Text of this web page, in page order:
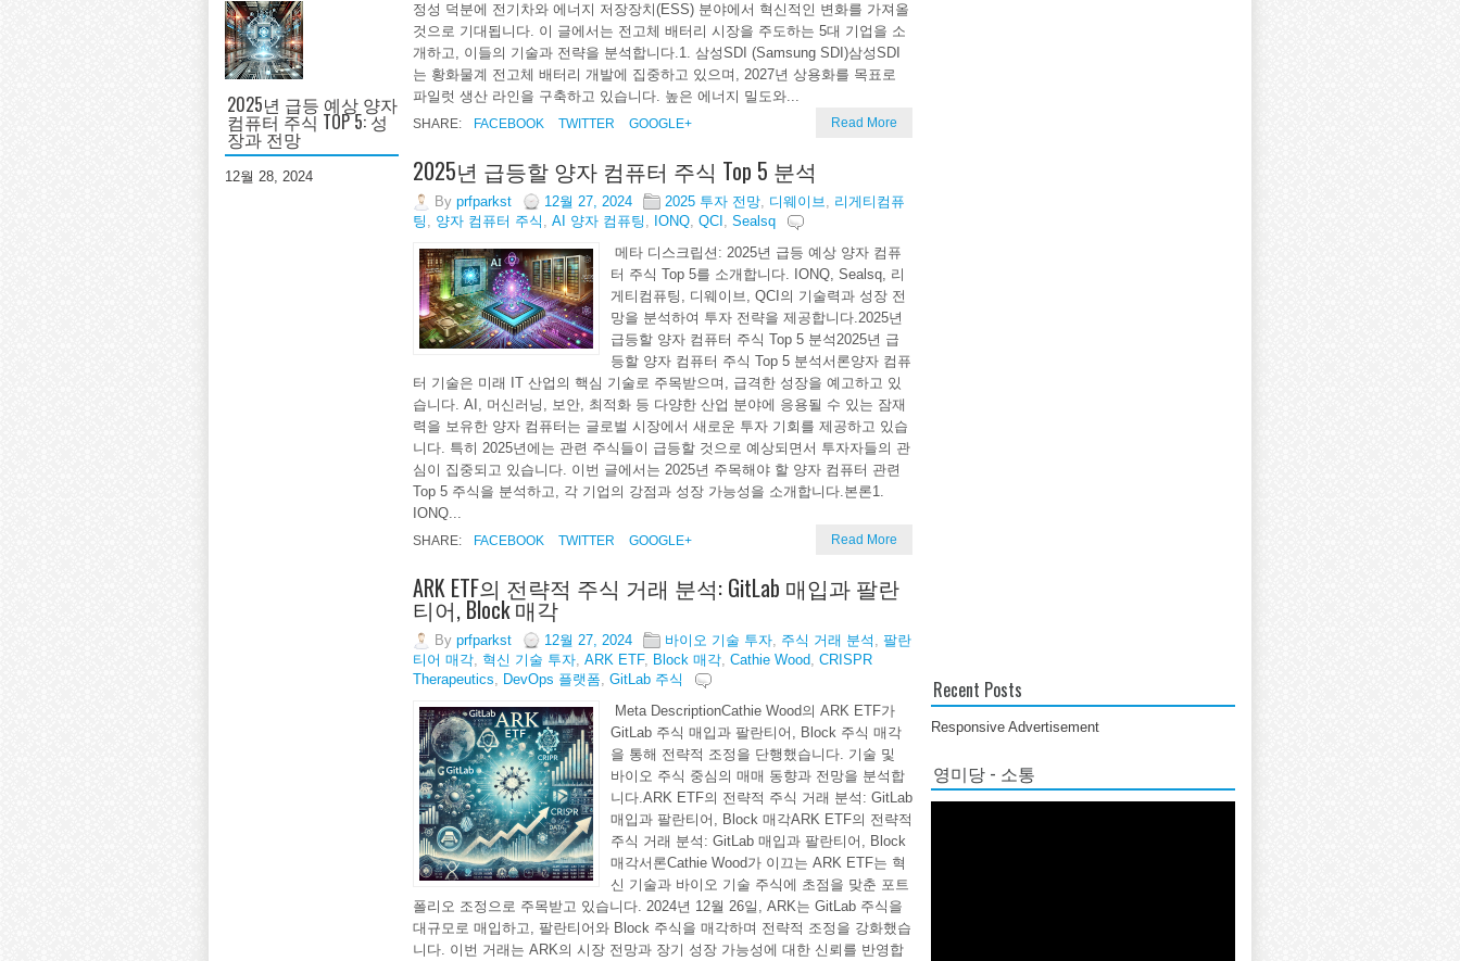
2025년 급등 예상 양자
컴퓨터 주식 TOP 5: 성
장과 전망
12월 28, 2024
정성 덕분에 전기차와 에너지 저장장치(ESS) 분야에서 혁신적인 변화를 가져올
것으로 기대됩니다. 이 글에서는 전고체 배터리 시장을 주도하는 5대 기업을 소
개하고, 이들의 기술과 전략을 분석합니다.1. 삼성SDI (Samsung SDI)삼성SDI
는 황화물계 전고체 배터리 개발에 집중하고 있으며, 2027년 상용화를 목표로
파일럿 생산 라인을 구축하고 있습니다. 높은 에너지 밀도와...
SHARE: FACEBOOK TWITTER GOOGLE+ Read More
2025년 급등할 양자 컴퓨터 주식 Top 5 분석
By prfparkst 12월 27, 2024 2025 투자 전망, 디웨이브, 리게티컴퓨
팅 , 양자 컴퓨터 주식 , AI 양자 컴퓨팅 , IONQ, QCI , Sealsq
메타 디스크립션: 2025년 급등 예상 양자 컴퓨
터 주식 Top 5를 소개합니다. IONQ, Sealsq, 리
게티컴퓨팅, 디웨이브, QCI의 기술력과 성장 전
망을 분석하여 투자 전략을 제공합니다.2025년
급등할 양자 컴퓨터 주식 Top 5 분석2025년 급
등할 양자 컴퓨터 주식 Top 5 분석서론양자 컴퓨
터 기술은 미래 IT 산업의 핵심 기술로 주목받으며, 급격한 성장을 예고하고 있
습니다. AI, 머신러닝, 보안, 최적화 등 다양한 산업 분야에 응용될 수 있는 잠재
력을 보유한 양자 컴퓨터는 글로벌 시장에서 새로운 투자 기회를 제공하고 있습
니다. 특히 2025년에는 관련 주식들이 급등할 것으로 예상되면서 투자자들의 관
심이 집중되고 있습니다. 이번 글에서는 2025년 주목해야 할 양자 컴퓨터 관련
Top 5 주식을 분석하고, 각 기업의 강점과 성장 가능성을 소개합니다.본론1.
IONQ...
SHARE: FACEBOOK TWITTER GOOGLE+ Read More
ARK ETF의 전략적 주식 거래 분석: GitLab 매입과 팔란
티어, Block 매각
By prfparkst 12월 27, 2024 바이오 기술 투자, 주식 거래 분석 , 팔란
티어 매각, 혁신 기술 투자, ARK ETF, Block 매각, Cathie Wood, CRISPR
Therapeutics, DevOps 플랫폼, GitLab 주식
Meta DescriptionCathie Wood의 ARK ETF가
GitLab 주식 매입과 팔란티어, Block 주식 매각
을 통해 전략적 조정을 단행했습니다. 기술 및
바이오 주식 중심의 매매 동향과 전망을 분석합
니다.ARK ETF의 전략적 주식 거래 분석: GitLab
매입과 팔란티어, Block 매각ARK ETF의 전략적
주식 거래 분석: GitLab 매입과 팔란티어, Block
매각서론Cathie Wood가 이끄는 ARK ETF는 혁
신 기술과 바이오 기술 주식에 초점을 맞춘 포트
폴리오 조정으로 주목받고 있습니다. 2024년 12월 26일, ARK는 GitLab 주식을
대규모로 매입하고, 팔란티어와 Block 주식을 매각하며 전략적 조정을 강화했습
니다. 이번 거래는 ARK의 시장 전망과 장기 성장 가능성에 대한 신뢰를 반영합
Recent Posts
Responsive Advertisement
영미당 - 소통